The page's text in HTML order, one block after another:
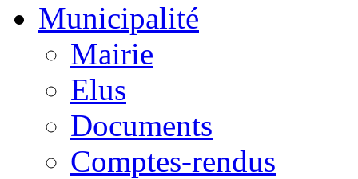
Municipalité
Mairie
Elus
Documents
Comptes-rendus